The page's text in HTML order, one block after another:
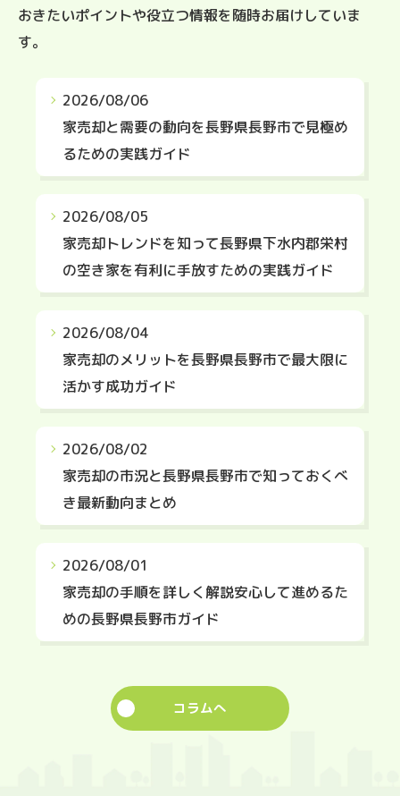
おきたいポイントや役立つ情報を随時お届けしていま
す。
2026/08/06
家売却と需要の動向を長野県長野市で見極め
るための実践ガイド
2026/08/05
家売却トレンドを知って長野県下水内郡栄村
の空き家を有利に手放すための実践ガイド
2026/08/04
家売却のメリットを長野県長野市で最大限に
活かす成功ガイド
2026/08/02
家売却の市況と長野県長野市で知っておくべ
き最新動向まとめ
2026/08/01
家売却の手順を詳しく解説安心して進めるた
めの長野県長野市ガイド
コラムへ